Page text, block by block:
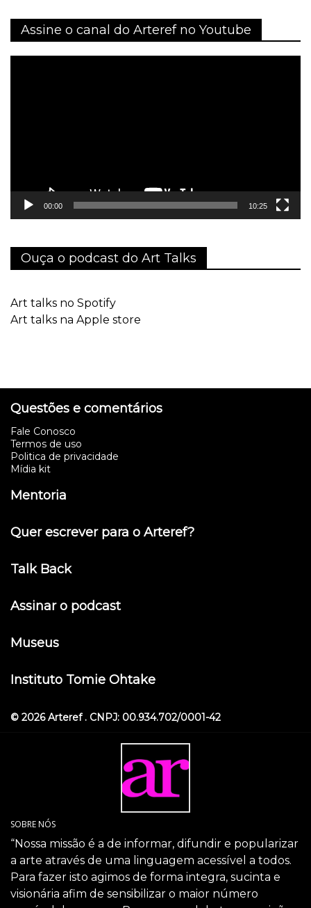
Assine o canal do Arteref no Youtube
00:00 10:25
Ouça o podcast do Art Talks
Art talks no Spotify
Art talks na Apple store
Questões e comentários
Fale Conosco
Termos de uso
Politica de privacidade
Mídia kit
Mentoria
Quer escrever para o Arteref?
Talk Back
Assinar o podcast
Museus
Instituto Tomie Ohtake
© 2026 Arteref . CNPJ: 00.934.702/0001-42
SOBRE NÓS
“Nossa missão é a de informar, difundir e popularizar
a arte através de uma linguagem acessível a todos.
Para fazer isto agimos de forma integra, sucinta e
visionária afim de sensibilizar o maior número